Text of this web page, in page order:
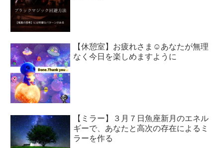
【休憩室】お疲れさま☺︎あなたが無理
なく今日を楽しめますように
【ミラー】３月７日魚座新月のエネル
ギーで、あなたと高次の存在によるミ
ラーを作る